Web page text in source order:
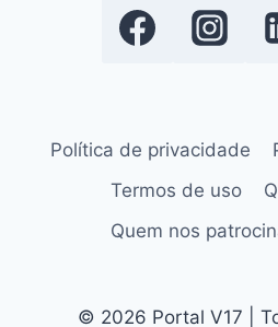
Política de privacidade
Termos de uso
Quem nos
© 2026 Portal V17 |